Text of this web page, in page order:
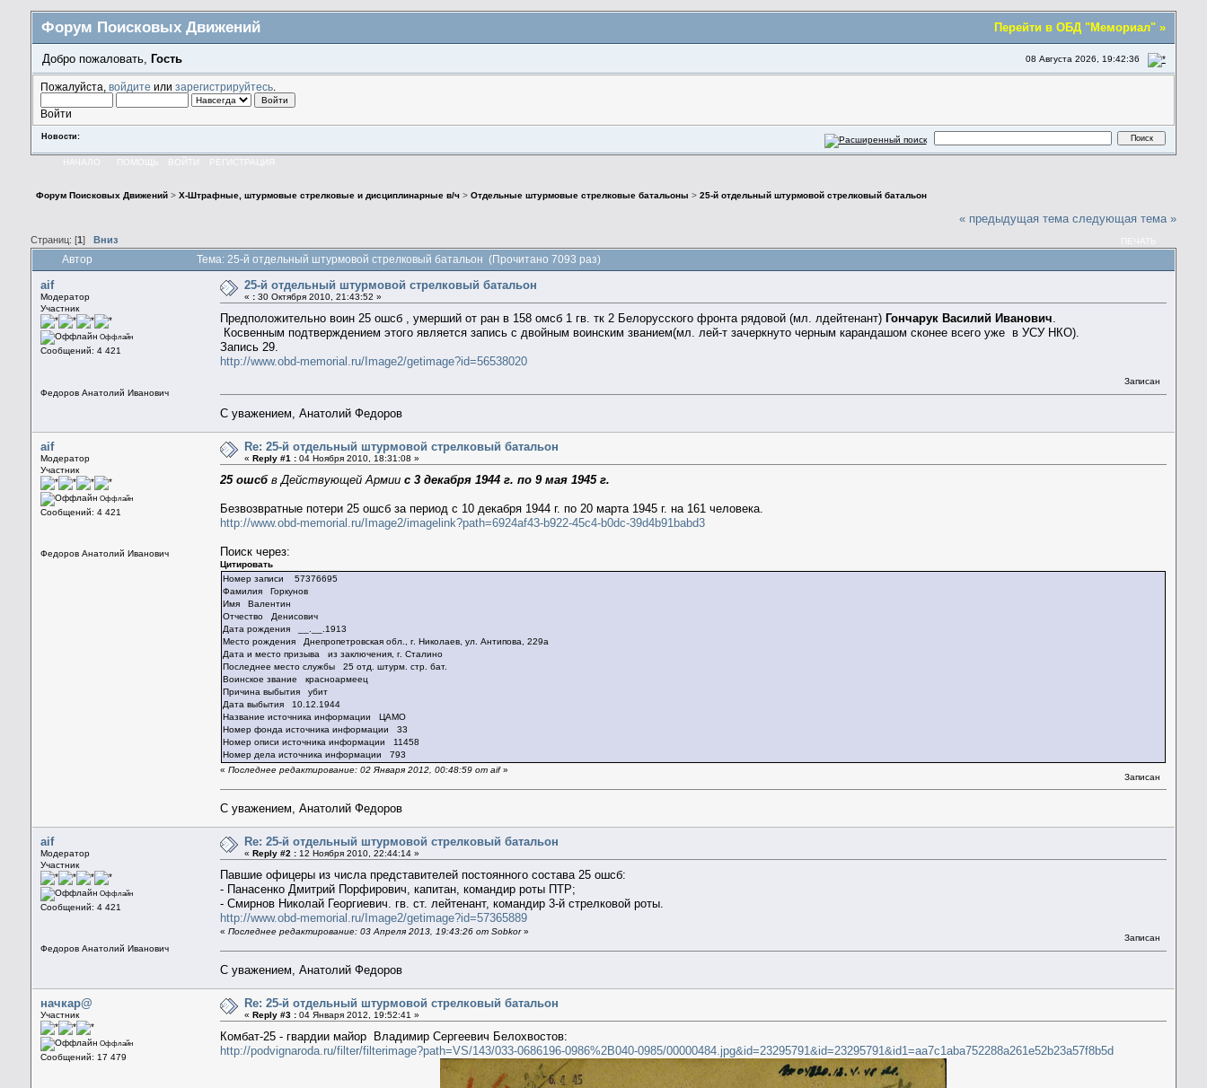
Перейти в ОБД "Мемориал" »
Форум Поисковых Движений
08 Августа 2026, 19:42:36
Добро пожаловать, Гость
Пожалуйста, войдите или зарегистрируйтесь.
Войти
Новости:
НАЧАЛО ПОМОЩЬ ВОЙТИ РЕГИСТРАЦИЯ
Форум Поисковых Движений >X-Штрафные, штурмовые стрелковые и дисциплинарные в/ч >Отдельные штурмовые стрелковые батальоны >25-й отдельный штурмовой стрелковый батальон
« предыдущая тема следующая тема »
Страниц: [1 ] Вниз ПЕЧАТЬ
Автор Тема: 25-й отдельный штурмовой стрелковый батальон (Прочитано 7093 раз)
aif
Модератор
Участник
Оффлайн
Сообщений: 4 421
Федоров Анатолий Иванович
25-й отдельный штурмовой стрелковый батальон
« :30 Октября 2010, 21:43:52 »
Предположительно воин 25 ошсб , умерший от ран в 158 омсб 1 гв. тк 2 Белорусского фронта рядовой (мл. лдейтенант) Гончарук Василий Иванович.
Косвенным подтверждением этого является запись с двойным воинским званием(мл. лей-т зачеркнуто черным карандашом сконее всего уже в УСУ НКО).
Запись 29.
http://www.obd-memorial.ru/Image2/getimage?id=56538020
Записан
С уважением, Анатолий Федоров
aif
Модератор
Участник
Оффлайн
Сообщений: 4 421
Федоров Анатолий Иванович
Re: 25-й отдельный штурмовой стрелковый батальон
« Reply #1 :04 Ноября 2010, 18:31:08 »
25 ошсбв Действующей Армиис 3 декабря 1944 г. по 9 мая 1945 г.
Безвозвратные потери 25 ошсб за период с 10 декабря 1944 г. по 20 марта 1945 г. на 161 человека.
http://www.obd-memorial.ru/Image2/imagelink?path=6924af43-b922-45c4-b0dc-39d4b91babd3
Поиск через:
Цитировать
Номер записи 57376695
Фамилия Горкунов
Имя Валентин
Отчество Денисович
Дата рождения __.__.1913
Место рождения Днепропетровская обл., г. Николаев, ул. Антипова, 229а
Дата и место призыва из заключения, г. Сталино
Последнее место службы 25 отд. штурм. стр. бат.
Воинское звание красноармеец
Причина выбытия убит
Дата выбытия 10.12.1944
Название источника информации ЦАМО
Номер фонда источника информации 33
Номер описи источника информации 11458
Номер дела источника информации 793
«Последнее редактирование: 02 Января 2012, 00:48:59 от aif»
Записан
С уважением, Анатолий Федоров
aif
Модератор
Участник
Оффлайн
Сообщений: 4 421
Федоров Анатолий Иванович
Re: 25-й отдельный штурмовой стрелковый батальон
« Reply #2 :12 Ноября 2010, 22:44:14 »
Павшие офицеры из числа представителей постоянного состава 25 ошсб:
- Панасенко Дмитрий Порфирович, капитан, командир роты ПТР;
- Смирнов Николай Георгиевич. гв. ст. лейтенант, командир 3-й стрелковой роты.
http://www.obd-memorial.ru/Image2/getimage?id=57365889
«Последнее редактирование: 03 Апреля 2013, 19:43:26 от Sobkor»
Записан
С уважением, Анатолий Федоров
начкар@
Участник
Оффлайн
Сообщений: 17 479
Re: 25-й отдельный штурмовой стрелковый батальон
« Reply #3 :04 Января 2012, 19:52:41 »
Комбат-25 - гвардии майор Владимир Сергеевич Белохвостов:
http://podvignaroda.ru/filter/filterimage?path=VS/143/033-0686196-0986%2B040-0985/00000484.jpg&id=23295791&id=23295791&id1=aa7c1aba752288a261e52b23a57f8b5d